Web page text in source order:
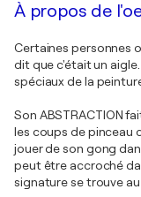
À propos de
Certaines personnes
dit que c'était un
spéciaux de la
Son ABSTRACTION
les coups de pinceau
jouer de son gong
peut être accroché
signature se trouve